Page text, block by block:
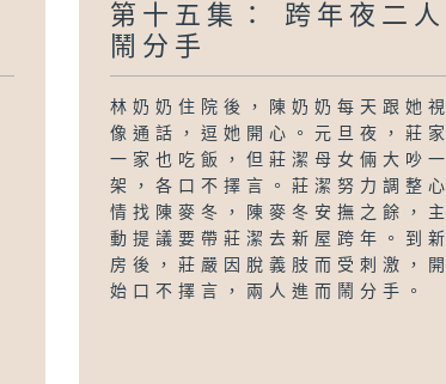
第十五集： 跨年夜二人
鬧分手
林奶奶住院後，陳奶奶每天跟她視
像通話，逗她開心。元旦夜，莊家
一家也吃飯，但莊潔母女倆大吵一
架，各口不擇言。莊潔努力調整心
情找陳麥冬，陳麥冬安撫之餘，主
動提議要帶莊潔去新屋跨年。到新
房後，莊嚴因脫義肢而受刺激，開
始口不擇言，兩人進而鬧分手。